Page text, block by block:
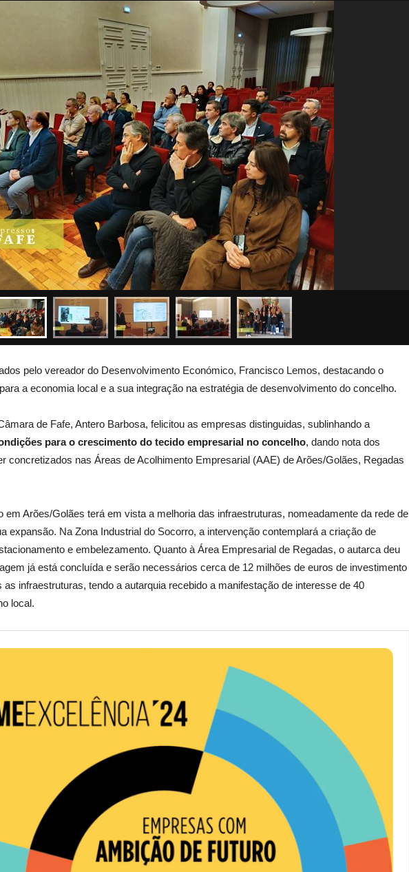
pelo vereador do Desenvolvimento Económico, Francisco Lemos, destacando o
a economia local e a sua integração na estratégia de desenvolvimento do concelho.
de Fafe, Antero Barbosa, felicitou as empresas distinguidas, sublinhando a
para o crescimento do tecido empresarial no concelho, dando nota dos
concretizados nas Áreas de Acolhimento Empresarial (AAE) de Arões/Golães, Regadas
em Arões/Golães terá em vista a melhoria das infraestruturas, nomeadamente da rede de
expansão. Na Zona Industrial do Socorro, a intervenção contemplará a criação de
e embelezamento. Quanto à Área Empresarial de Regadas, o autarca deu
já está concluída e serão necessários cerca de 12 milhões de euros de investimento
as infraestruturas, tendo a autarquia recebido a manifestação de interesse de 40
local.